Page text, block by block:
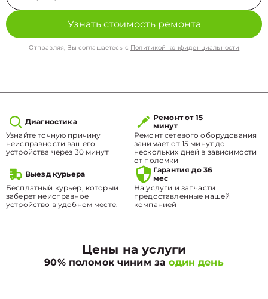
Узнать стоимость ремонта
Отправляя, Вы соглашаетесь с Политикой конфиденциальности
Диагностика
Узнайте точную причину
неисправности вашего
устройства через 30 минут
Ремонт от 15
минут
Ремонт сетевого оборудования
занимает от 15 минут до
нескольких дней в зависимости
от поломки
Выезд курьера
Бесплатный курьер, который
заберет неисправное
устройство в удобном месте.
Гарантия до 36
мес
На услуги и запчасти
предоставленные нашей
компанией
Цены на услуги
90% поломок чиним заодин день